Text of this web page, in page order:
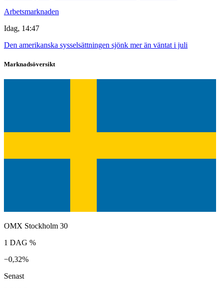
Arbetsmarknaden
Idag, 14:47
Den amerikanska sysselsättningen sjönk mer än väntat i juli
Marknadsöversikt
OMX Stockholm 30
1 DAG %
−0,32%
Senast